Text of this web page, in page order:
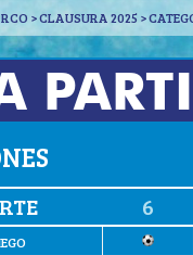
> CLAUSURA 2025 >
6